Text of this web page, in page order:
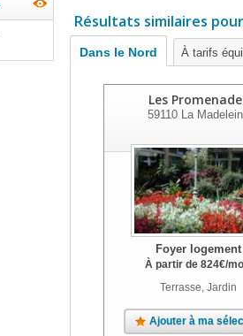
Résultats similaires
Dans le Nord À tarifs
Les
59110 La
Foyer logement
À partir de 824€/
Terrasse, Jardin
Ajouter à ma